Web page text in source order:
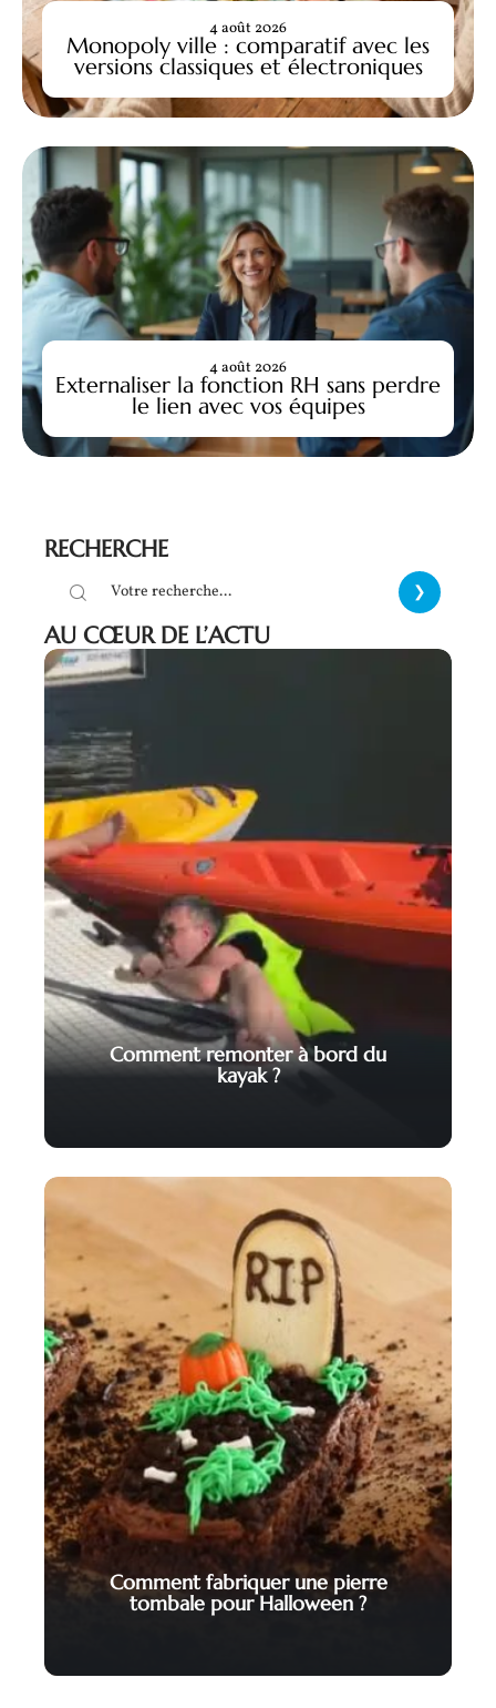
Monopoly ville : comparatif avec les
versions classiques et électroniques
4 août 2026
Externaliser la fonction RH sans perdre
le lien avec vos équipes
4 août 2026
RECHERCHE
AU CŒUR DE L’ACTU
Comment remonter à bord du
kayak ?
Comment fabriquer une pierre
tombale pour Halloween ?